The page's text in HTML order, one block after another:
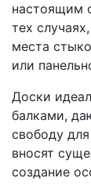
настоящим
тех
места
или
Доски
балками,
свободу
вносят
создание